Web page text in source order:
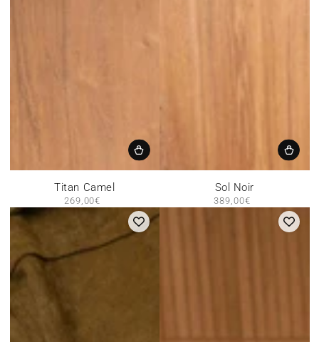
Titan Camel
Prix
normal
269,00€
Sol Noir
Prix
389,00€